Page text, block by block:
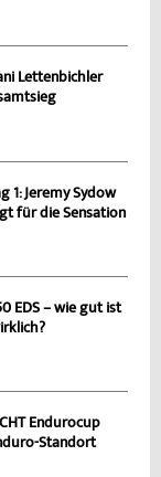
Lettenbichler
1: Jeremy Sydow
für die Sensation
EDS – wie gut ist
Endurocup
Standort